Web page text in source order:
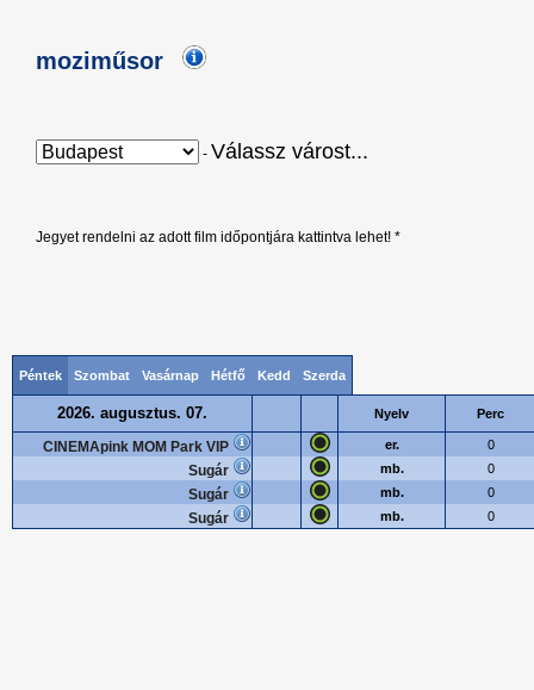
moziműsor
- Válassz várost...
Jegyet rendelni az adott film időpontjára kattintva lehet! *
Péntek Szombat Vasárnap Hétfő Kedd Szerda
2026. augusztus. 07. Nyelv Perc
CINEMApink MOM Park VIP er. 0
Sugár mb. 0
Sugár mb. 0
Sugár mb. 0